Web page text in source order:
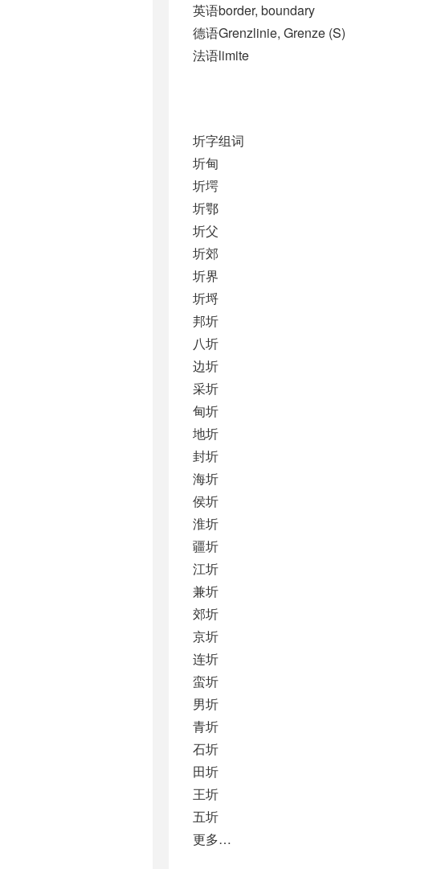
英语border, boundary
德语Grenzlinie, Grenze (S)
法语limite
圻字组词
圻甸
圻堮
圻鄂
圻父
圻郊
圻界
圻埒
邦圻
八圻
边圻
采圻
甸圻
地圻
封圻
海圻
侯圻
淮圻
疆圻
江圻
兼圻
郊圻
京圻
连圻
蛮圻
男圻
青圻
石圻
田圻
王圻
五圻
更多…